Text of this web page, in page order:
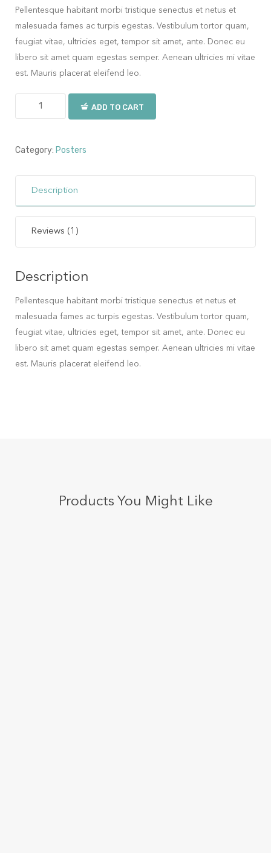
on
customer
rating
Pellentesque habitant morbi tristique senectus et netus et
malesuada fames ac turpis egestas. Vestibulum tortor quam,
feugiat vitae, ultricies eget, tempor sit amet, ante. Donec eu
libero sit amet quam egestas semper. Aenean ultricies mi vitae
est. Mauris placerat eleifend leo.
ADD TO CART
Category: Posters
Description
Reviews (1)
Description
Pellentesque habitant morbi tristique senectus et netus et
malesuada fames ac turpis egestas. Vestibulum tortor quam,
feugiat vitae, ultricies eget, tempor sit amet, ante. Donec eu
libero sit amet quam egestas semper. Aenean ultricies mi vitae
est. Mauris placerat eleifend leo.
Products You Might Like